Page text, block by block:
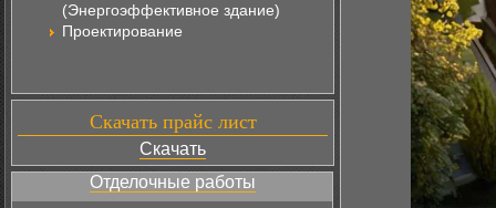
(Энергоэффективное здание)
Проектирование
Скачать прайс лист
Скачать
Отделочные работы